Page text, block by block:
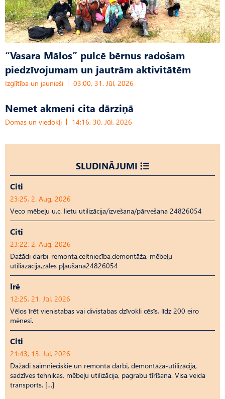
“Vasara Mālos” pulcē bērnus radošam
piedzīvojumam un jautrām aktivitātēm
Izglītība un jaunieši 03:00, 31. Jūl, 2026
Nemet akmeni cita dārziņā
Domas un viedokļi 14:16, 30. Jūl, 2026
SLUDINĀJUMI
Citi
23:25, 2. Aug, 2026
Veco mēbeļu u.c. lietu utilizācija/izvešana/pārvešana 24826054
Citi
23:22, 2. Aug, 2026
Dažādi darbi-remonta,celtniecība,demontāža, mēbeļu
utiliāzācija,zāles pļaušana24826054
Īrē
12:25, 21. Jūl, 2026
Vēlos īrēt vienistabas vai divistabas dzīvokli cēsīs, līdz 200 eiro
mēnesī.
Citi
21:43, 13. Jūl, 2026
Dažādi saimnieciskie un remonta darbi, demontāža-utilizācija,
sadzīves tehnikas, mēbeļu utilizācija, pagrabu tīrīšana. Visa veida
transports. […]